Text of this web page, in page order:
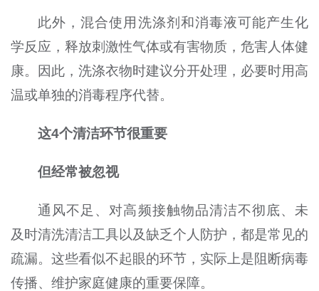
此外，混合使用洗涤剂和消毒液可能产生化
学反应，释放刺激性气体或有害物质，危害人体健
康。因此，洗涤衣物时建议分开处理，必要时用高
温或单独的消毒程序代替。
这4个清洁环节很重要
但经常被忽视
通风不足、对高频接触物品清洁不彻底、未
及时清洗清洁工具以及缺乏个人防护，都是常见的
疏漏。这些看似不起眼的环节，实际上是阻断病毒
传播、维护家庭健康的重要保障。